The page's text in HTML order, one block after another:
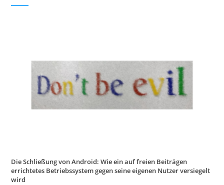
Die Schließung von Android: Wie ein auf freien Beiträgen
errichtetes Betriebssystem gegen seine eigenen Nutzer versiegelt
wird